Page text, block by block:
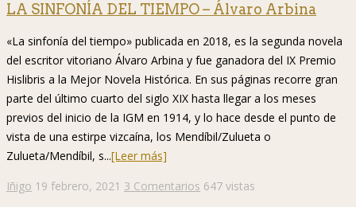
LA SINFONÍA DEL TIEMPO – Álvaro Arbina
«La sinfonía del tiempo» publicada en 2018, es la segunda novela
del escritor vitoriano Álvaro Arbina y fue ganadora del IX Premio
Hislibris a la Mejor Novela Histórica. En sus páginas recorre gran
parte del último cuarto del siglo XIX hasta llegar a los meses
previos del inicio de la IGM en 1914, y lo hace desde el punto de
vista de una estirpe vizcaína, los Mendíbil/Zulueta o
Zulueta/Mendíbil, s...[Leer más]
Iñigo 19 febrero, 2021 3 Comentarios 647 vistas